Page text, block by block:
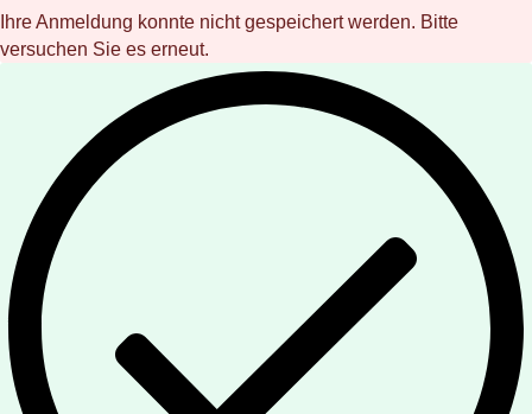
Ihre Anmeldung konnte nicht gespeichert werden. Bitte
versuchen Sie es erneut.